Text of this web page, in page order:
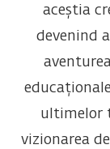
aceștia
devenind
ultimelor
vizionarea